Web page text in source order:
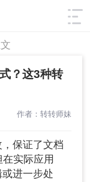
筛选
？这3种转
作者：转转师妹
保证了文档
实际应用
进一步处